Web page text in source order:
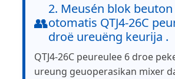
👥
2. Meusén blok
otomatis QTJ4-26C
droë ureuëng keurija .
QTJ4-26C peureulee 6 droe
ureung geuoperasikan mixer